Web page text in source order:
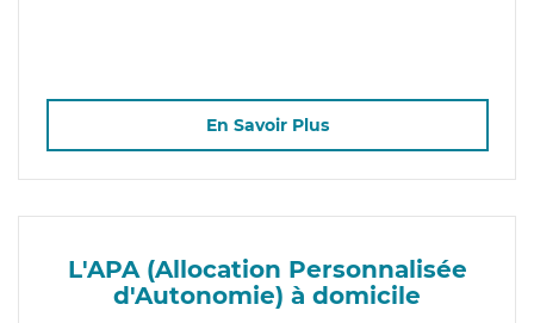
En Savoir Plus
L'APA (Allocation Personnalisée
d'Autonomie) à domicile